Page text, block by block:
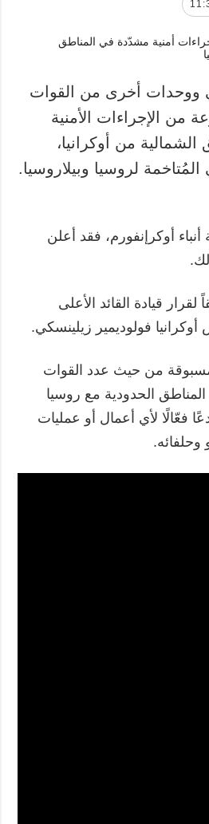
ووحدات أخرى من القوات
من الإجراءات الأمنية
من أوكرانيا،
لروسيا وبيلاروسيا.
أنباء أوكرإنفورم، فقد أعلن
قيادة القائد الأعلى
فولوديمير زيلينسكي.
مسبوقة من حيث عدد القوات
الحدودية مع روسيا
فعّالًا لأي أعمال أو عمليات
وحلفائه.